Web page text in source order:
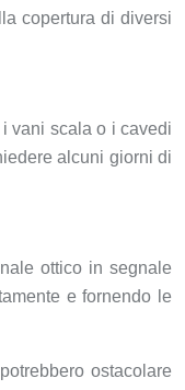
copertura di diversi
vani scala o i cavedi
alcuni giorni di
ottico in segnale
e fornendo le
ostacolare